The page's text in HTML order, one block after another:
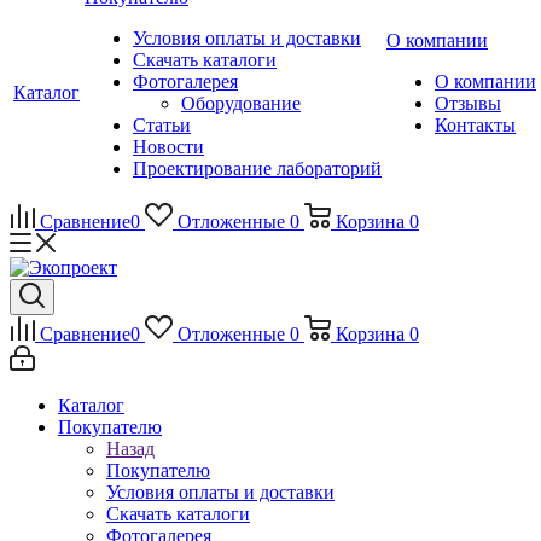
Каталог
Условия оплаты и доставки
Скачать каталоги
Фотогалерея
Оборудование
Статьи
Новости
Проектирование лабораторий
О компании
О компании
Отзывы
Контакты
Сравнение0 Отложенные 0 Корзина 0
Сравнение0 Отложенные 0 Корзина 0
Каталог
Покупателю
Назад
Покупателю
Условия оплаты и доставки
Скачать каталоги
Фотогалерея